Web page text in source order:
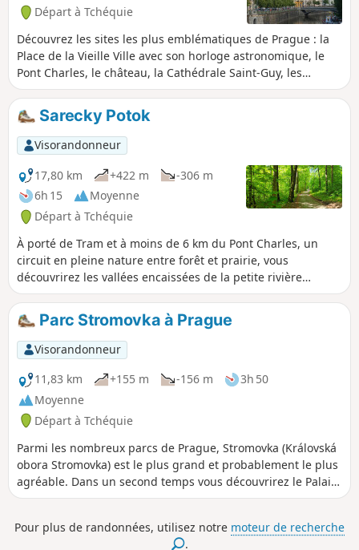
Départ à Tchéquie
Découvrez les sites les plus emblématiques de Prague : la
Place de la Vieille Ville avec son horloge astronomique, le
Pont Charles, le château, la Cathédrale Saint-Guy, les
berges de la Vltava, la Maison Dansante, le Musée Kampa.
Sarecky Potok
Visorandonneur
17,80 km
+422 m
-306 m
6h 15
Moyenne
Départ à Tchéquie
À porté de Tram et à moins de 6 km du Pont Charles, un
circuit en pleine nature entre forêt et prairie, vous
découvrirez les vallées encaissées de la petite rivière
Sarecky Potok. Prévoir cette randonnée pour la journée, loin
du tumulte des cites touristiques. Vous apprécierez ces
paysages et la fraicheur des sous bois.
Parc Stromovka à Prague
Visorandonneur
11,83 km
+155 m -156 m
3h 50
Moyenne
Départ à Tchéquie
Parmi les nombreux parcs de Prague, Stromovka (Královská
obora Stromovka) est le plus grand et probablement le plus
agréable. Dans un second temps vous découvrirez le Palais
de Troja puis le vignoble de Troja et vous terminerez par le
Pour plus de randonnées, utilisez notre moteur de recherche
.